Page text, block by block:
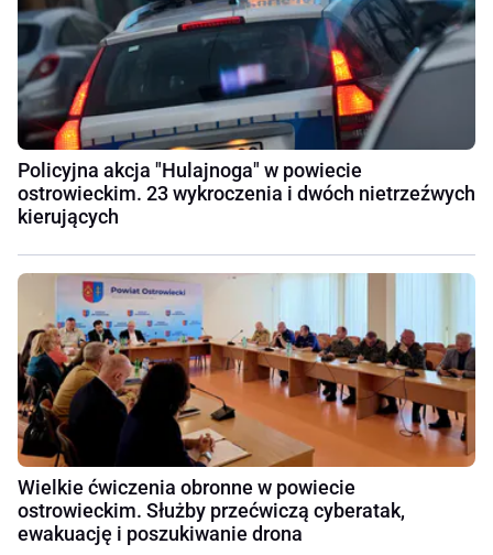
Policyjna akcja "Hulajnoga" w powiecie
ostrowieckim. 23 wykroczenia i dwóch nietrzeźwych
kierujących
Wielkie ćwiczenia obronne w powiecie
ostrowieckim. Służby przećwiczą cyberatak,
ewakuację i poszukiwanie drona